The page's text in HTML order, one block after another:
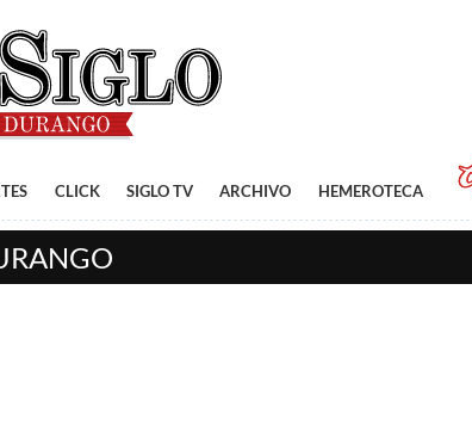
CLICK SIGLO TV ARCHIVO HEMEROTECA